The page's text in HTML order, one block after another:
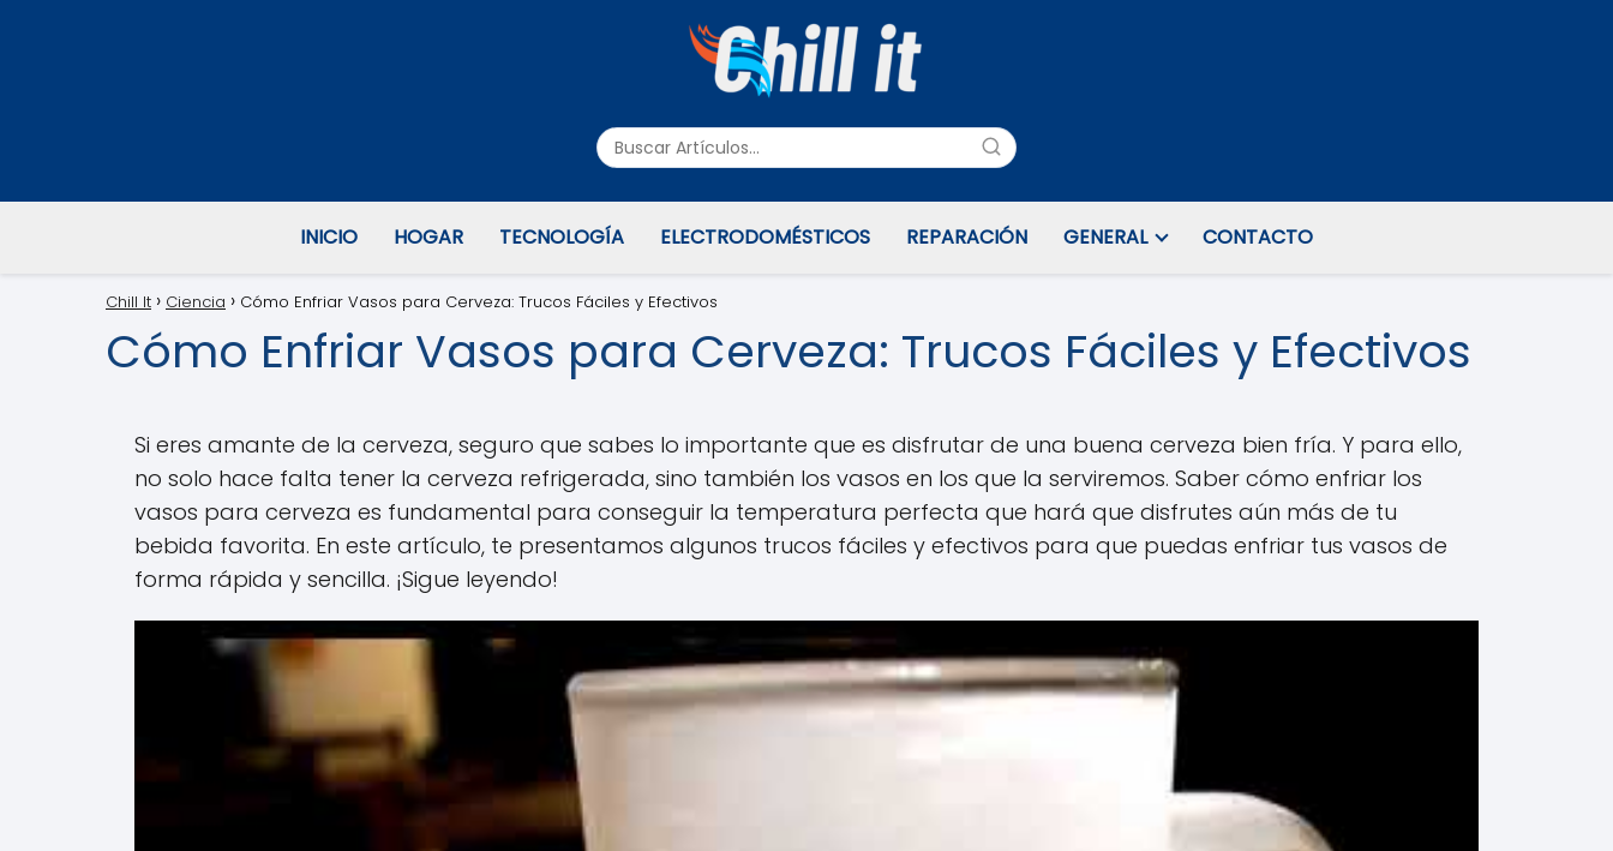
INICIO HOGAR TECNOLOGÍA ELECTRODOMÉSTICOS REPARACIÓN GENERAL CONTACTO
Chill It Ciencia Cómo Enfriar Vasos para Cerveza: Trucos Fáciles y Efectivos
Cómo Enfriar Vasos para Cerveza: Trucos Fáciles y Efectivos
Si eres amante de la cerveza, seguro que sabes lo importante que es disfrutar de una buena cerveza bien fría. Y para ello,
no solo hace falta tener la cerveza refrigerada, sino también los vasos en los que la serviremos. Saber cómo enfriar los
vasos para cerveza es fundamental para conseguir la temperatura perfecta que hará que disfrutes aún más de tu
bebida favorita. En este artículo, te presentamos algunos trucos fáciles y efectivos para que puedas enfriar tus vasos de
forma rápida y sencilla. ¡Sigue leyendo!